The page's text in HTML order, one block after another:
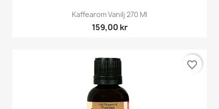
Kaffearom Vanilj 270 Ml
159,00 kr
favorite_border